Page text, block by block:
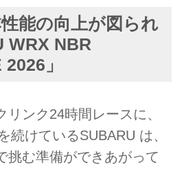
能の向上が図られ
WRX NBR
」
ンク24時間レースに、
続けているSUBARU は、
挑む準備ができあがって